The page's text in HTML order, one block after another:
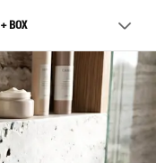
BOX